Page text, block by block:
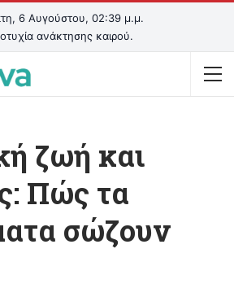
6 Αυγούστου, 02:39 μ.μ.
ανάκτησης καιρού.
ζωή και
Πώς τα
σώζουν